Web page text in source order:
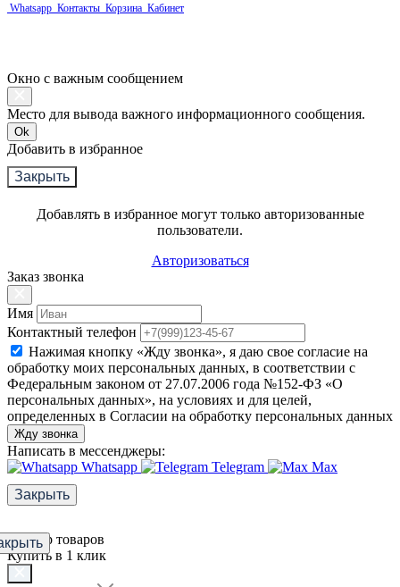
Whatsapp Контакты Корзина Кабинет
Окно с важным сообщением
Место для вывода важного информационного сообщения.
Ok
Добавить в избранное
Закрыть
Добавлять в избранное могут только авторизованные
пользователи.
Авторизоваться
Заказ звонка
Имя
Контактный телефон
Нажимая кнопку «Жду звонка», я даю свое согласие на
обработку моих персональных данных, в соответствии с
Федеральным законом от 27.07.2006 года №152-ФЗ «О
персональных данных», на условиях и для целей,
определенных в Согласии на обработку персональных данных
Жду звонка
Написать в мессенджеры:
Whatsapp
Telegram
Max
Закрыть
Фильтр товаров
Купить в 1 клик